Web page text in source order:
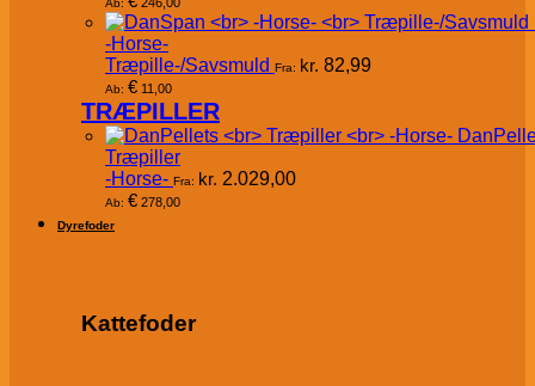
Ab:
-Horse-
Træpille-/Savsmuld Fra: kr. 82,99
Ab: € 11,00
TRÆPILLER
Træpiller
-Horse- Fra: kr. 2.029,00
Ab: € 278,00
Dyrefoder
Kattefoder